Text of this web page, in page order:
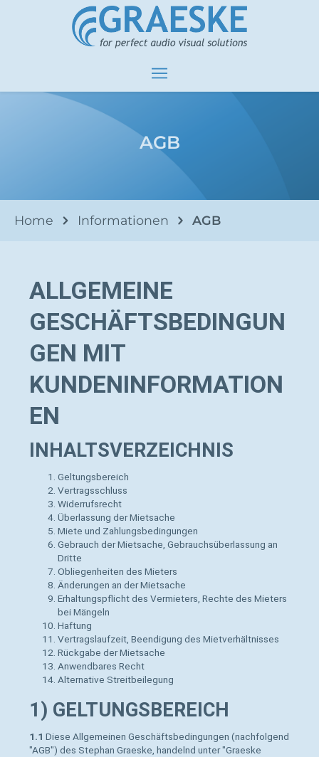
AGB
Home Informationen AGB
ALLGEMEINE
GESCHÄFTSBEDINGUN
GEN MIT
KUNDENINFORMATION
EN
INHALTSVERZEICHNIS
Geltungsbereich
Vertragsschluss
Widerrufsrecht
Überlassung der Mietsache
Miete und Zahlungsbedingungen
Gebrauch der Mietsache, Gebrauchsüberlassung an
Dritte
Obliegenheiten des Mieters
Änderungen an der Mietsache
Erhaltungspflicht des Vermieters, Rechte des Mieters
bei Mängeln
Haftung
Vertragslaufzeit, Beendigung des Mietverhältnisses
Rückgabe der Mietsache
Anwendbares Recht
Alternative Streitbeilegung
1) GELTUNGSBEREICH
1.1 Diese Allgemeinen Geschäftsbedingungen (nachfolgend
"AGB") des Stephan Graeske, handelnd unter "Graeske